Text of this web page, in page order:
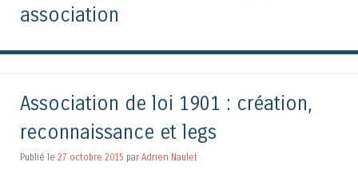
association
Association de loi 1901 : création,
reconnaissance et legs
Publié le 27 octobre 2015 par Adrien Naulet